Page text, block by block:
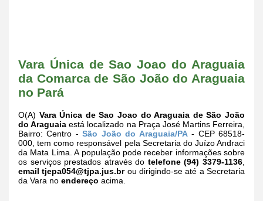
Vara Única de Sao Joao do Araguaia
da Comarca de São João do Araguaia
no Pará
O(A) Vara Única de Sao Joao do Araguaia de São João
do Araguaia está localizado na Praça José Martins Ferreira,
Bairro: Centro -São João do Araguaia/PA- CEP 68518-
000, tem como responsável pela Secretaria do Juízo Andraci
da Mata Lima. A população pode receber informações sobre
os serviços prestados através do telefone (94) 3379-1136
emailtjepa054@tjpa.jus.brou dirigindo-se até a Secretaria
da Vara no endereço acima.